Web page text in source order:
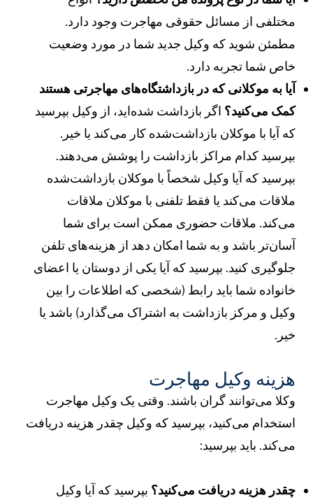
مختلفی از مسائل حقوقی مهاجرت وجود دارد.
مطمئن شوید که وکیل جدید شما در مورد وضعیت
خاص شما تجربه دارد.
آیا به موکلانی که در بازداشتگاه‌های مهاجرتی هستند
کمک می‌کنید؟اگر بازداشت شده‌اید، از وکیل بپرسید
که آیا با موکلان بازداشت‌شده کار می‌کند یا خیر.
بپرسید کدام مراکز بازداشت را پوشش می‌دهند.
بپرسید که آیا وکیل شخصاً با موکلان بازداشت‌شده
ملاقات می‌کند یا فقط تلفنی با موکلان ملاقات
می‌کند. ملاقات حضوری ممکن است برای شما
آسان‌تر باشد و به شما امکان دهد از هزینه‌های تلفن
جلوگیری کنید. بپرسید که آیا یکی از دوستان یا اعضای
خانواده شما باید رابط (شخصی که اطلاعات را بین
وکیل و مرکز بازداشت به اشتراک می‌گذارد) باشد یا
خیر.
هزینه وکیل مهاجرت
وکلا می‌توانند گران باشند. وقتی یک وکیل مهاجرت
استخدام می‌کنید، بپرسید که وکیل چقدر هزینه دریافت
می‌کند. باید بپرسید:
چقدر هزینه دریافت می‌کنید؟بپرسید که آیا وکیل